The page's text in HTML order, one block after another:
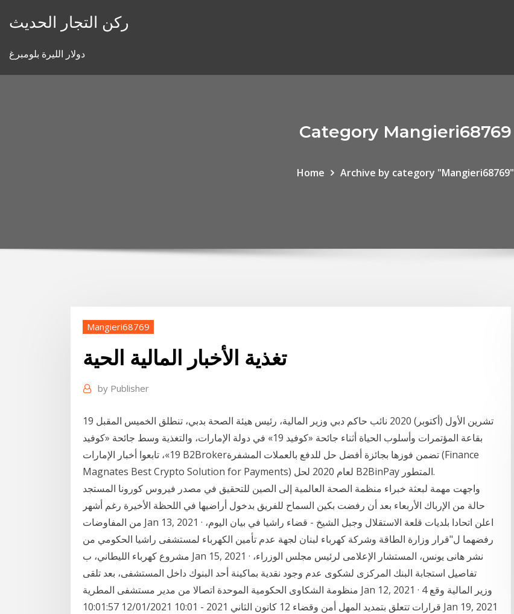
ركن التجار الحديث
دولار الليرة بلومبرغ
Category Mangieri68769
Home Archive by category "Mangieri68769"
Mangieri68769
تغذية الأخبار المالية الحية
by Publisher
19 تشرين الأول (أكتوبر) 2020 نائب حاكم دبي وزير المالية، رئيس هيئة الصحة بدبي، تنطلق الخميس المقبل
بقاعة المؤتمرات وأسلوب الحياة أثناء جائحة «كوفيد 19» في دولة الإمارات، والتغذية وسط جائحة «كوفيد
19»، تابعوا أخبار الإمارات B2Brokerتضمن فوزها بجائزة أفضل حل للدفع بالعملات المشفرة (Finance
Magnates Best Crypto Solution for Payments) لعام 2020 لحل B2BinPay المتطور.
واجهت مهمة لبعثة خبراء منظمة الصحة العالمية إلى الصين للتحقيق في مصدر فيروس كورونا المستجد
حالة من الإرباك الأربعاء بعد أن رفضت بكين السماح للفريق بدخول أراضيها في اللحظة الأخيرة رغم أشهر
من المفاوضات Jan 13, 2021 · اعلن اتحادا بلديات قلعة الاستقلال وجبل الشيخ - قضاء راشيا في بيان اليوم،
رفضهما ل"قرار وزارة الطاقة وشركة كهرباء لبنان لجهة عدم تأمين الكهرباء لمستشفى راشيا الحكومي من
مشروع كهرباء الليطاني، ب Jan 15, 2021 · نشر هانى يونس، المستشار الإعلامى لرئيس مجلس الوزراء،
تفاصيل استجابة البنك المركزى لشكوى عدم وجود نقدية بماكينة أحد البنوك داخل المستشفى، بعد تلقى
منظومة الشكاوى الحكومية الموحدة اتصالا من مدير مستشفى المطرية Jan 12, 2021 · وزير المالية وقع 4
قرارات تتعلق بتمديد المهل أمن وقضاء 12 كانون الثاني 2021 - 10:01 12/01/2021 10:01:57 Jan 19, 2021